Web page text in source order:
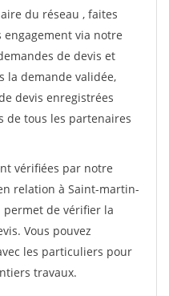
du réseau , faites
via notre
de devis et
la demande validée,
devis enregistrées
de tous les partenaires
vérifiées par notre
relation à Saint-martin-
permet de vérifier la
Vous pouvez
les particuliers pour
travaux.